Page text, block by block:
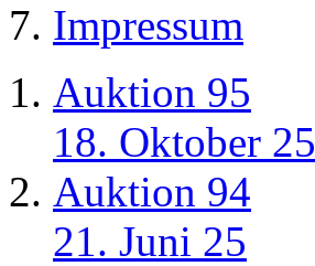
Impressum
Auktion 95
18. Oktober 25
Auktion 94
21. Juni 25